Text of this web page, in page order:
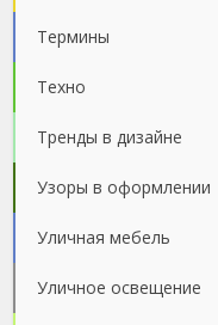
Термины
Техно
Тренды в дизайне
Узоры в оформлении
Уличная мебель
Уличное освещение